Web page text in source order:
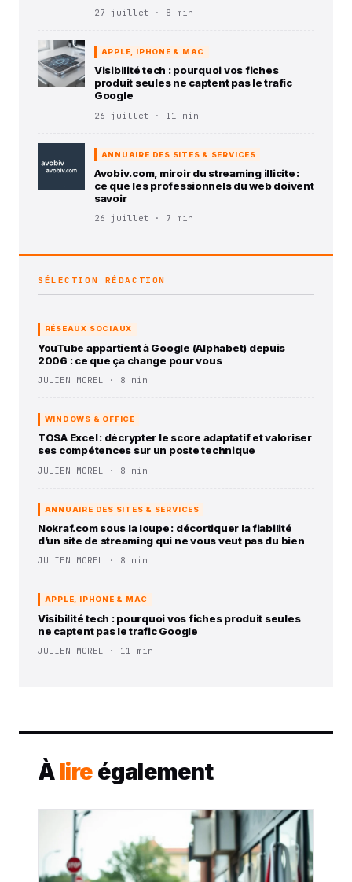
27 juillet · 8 min
APPLE, IPHONE & MAC
Visibilité tech : pourquoi vos fiches
produit seules ne captent pas le trafic
Google
26 juillet · 11 min
ANNUAIRE DES SITES & SERVICES
Avobiv.com, miroir du streaming illicite :
ce que les professionnels du web doivent
savoir
26 juillet · 7 min
SÉLECTION RÉDACTION
RÉSEAUX SOCIAUX
YouTube appartient à Google (Alphabet) depuis
2006 : ce que ça change pour vous
JULIEN MOREL · 8 min
WINDOWS & OFFICE
TOSA Excel : décrypter le score adaptatif et valoriser
ses compétences sur un poste technique
JULIEN MOREL · 8 min
ANNUAIRE DES SITES & SERVICES
Nokraf.com sous la loupe : décortiquer la fiabilité
d’un site de streaming qui ne vous veut pas du bien
JULIEN MOREL · 8 min
APPLE, IPHONE & MAC
Visibilité tech : pourquoi vos fiches produit seules
ne captent pas le trafic Google
JULIEN MOREL · 11 min
À lire également